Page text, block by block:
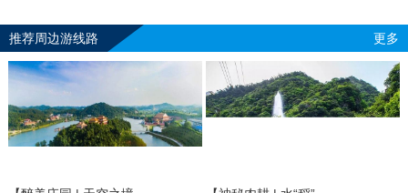
推荐周边游线路 更多